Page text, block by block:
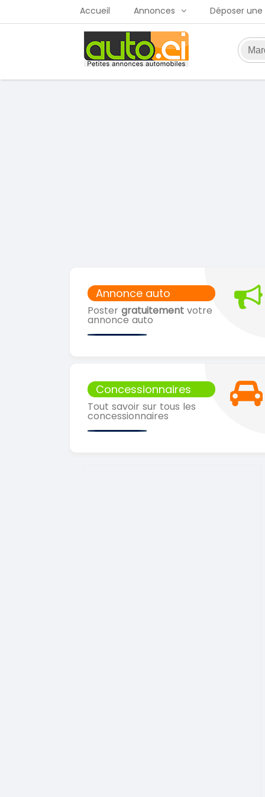
Accueil Annonces Déposer
Annonce auto
Poster gratuitement votre
annonce auto
Concessionnaires
Tout savoir sur tous les
concessionnaires